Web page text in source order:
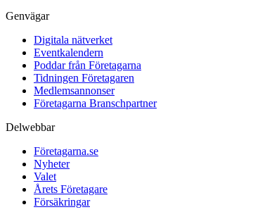
Genvägar
Digitala nätverket
Eventkalendern
Poddar från Företagarna
Tidningen Företagaren
Medlemsannonser
Företagarna Branschpartner
Delwebbar
Företagarna.se
Nyheter
Valet
Årets Företagare
Försäkringar